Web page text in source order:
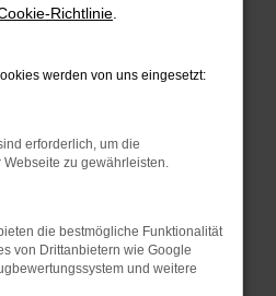
zum Beispiel deine
Seiten
die Seite in einem
in einem privaten
neu.
helfen, vorübergehende
Richtlinie
werden von uns eingesetzt:
erforderlich, um die
Webseite zu gewährleisten.
die bestmögliche Funktionalität
von Drittanbietern wie Google
und weitere